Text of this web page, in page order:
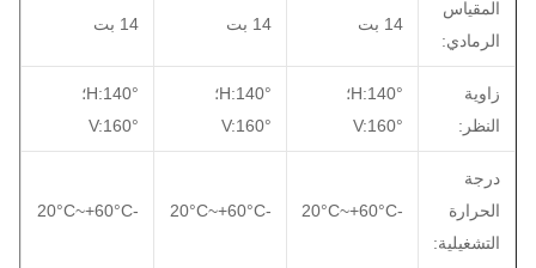
المقياس
الرمادي:
14 بت 14 بت 14 بت
زاوية
النظر:
H:140°؛
V:160°
H:140°؛
V:160°
H:140°؛
V:160°
درجة
الحرارة
التشغيلية:
-20°C~+60°C
-20°C~+60°C
-20°C~+60°C